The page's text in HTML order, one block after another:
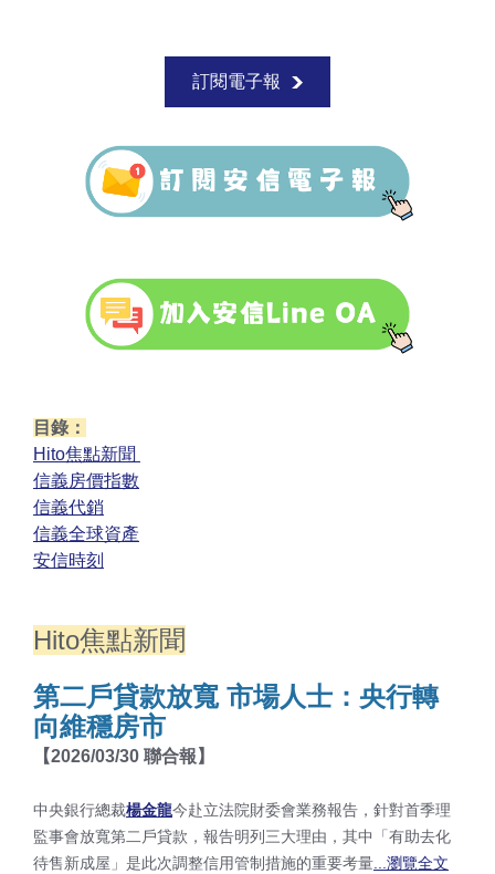
訂閱電子報
目錄：
Hito焦點新聞
信義房價指數
信義代銷
信義全球資產
安信時刻
Hito焦點新聞
第二戶貸款放寬 市場人士：央行轉
向維穩房市
【2026/03/30 聯合報 】
中央銀行總裁楊金龍今赴立法院財委會業務報告，針對首季理
監事會放寬第二戶貸款，報告明列三大理由，其中「有助去化
待售新成屋」是此次調整信用管制措施的重要考量 ...瀏覽全文